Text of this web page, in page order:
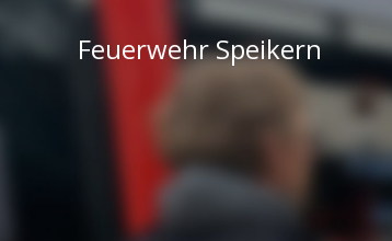
Feuerwehr Speikern